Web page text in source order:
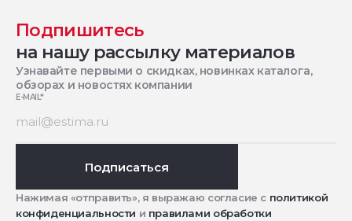
Подпишитесь
на нашу рассылку материалов
Узнавайте первыми о скидках, новинках каталога,
обзорах и новостях компании
E-MAIL*
Подписаться
Нажимая «отправить», я выражаю согласие с политикой
конфиденциальности и правилами обработки